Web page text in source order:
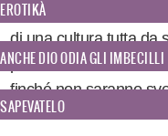
schermo del cinema,
di una cultura tutta da
parte all’altra
finché non saranno
EROTIKÀ
ANCHE DIO ODIA GLI IMBECILLI
SAPEVATELO